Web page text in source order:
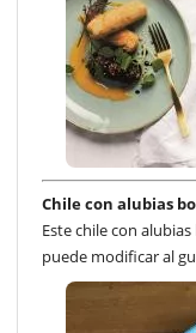
Chile con alubias
Este chile con
puede modificar al